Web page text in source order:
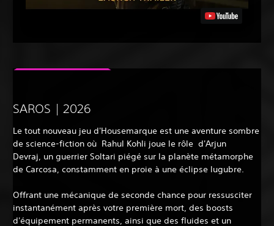
SAROS | 2026
Le tout nouveau jeu d'Housemarque est une aventure sombre
de science-fiction où Rahul Kohli joue le rôle d'Arjun
Devraj, un guerrier Soltari piégé sur la planète métamorphe
de Carcosa, constamment en proie à une éclipse lugubre.
Offrant une mécanique de seconde chance pour ressusciter
instantanément après votre première mort, des boosts
d'équipement permanents, ainsi que des fluides et un